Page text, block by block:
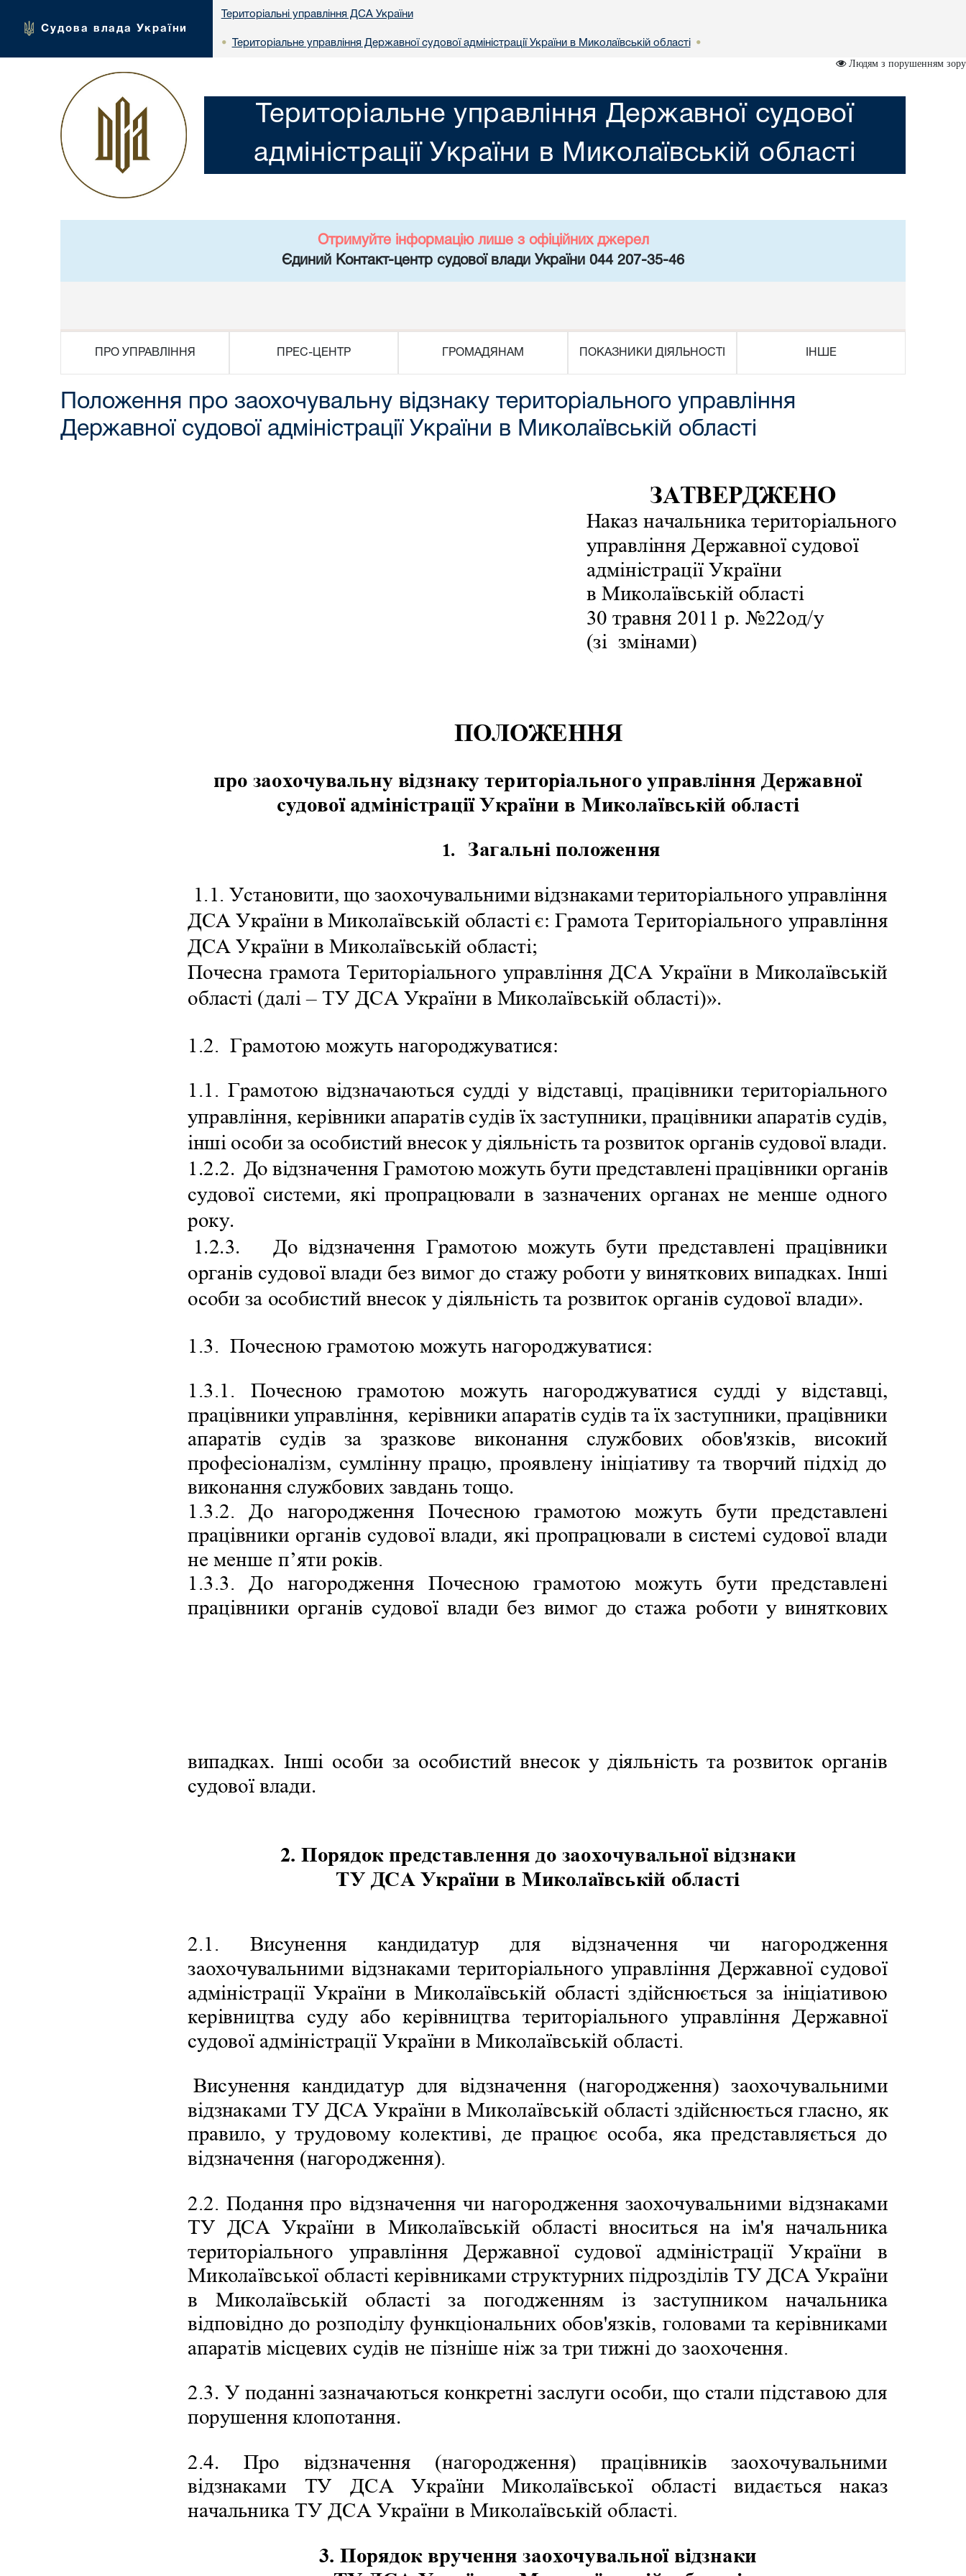
Судова влада України
Територіальні управління ДСА України
• Територіальне управління Державної судової адміністрації України в Миколаївській областi
•
Людям з порушенням зору
Територіальне управління Державної судової
адміністрації України в Миколаївській областi
Отримуйте інформацію лише з офіційних джерел
Єдиний Контакт-центр судової влади України 044 207-35-46
ПРО УПРАВЛІННЯ ПРЕС-ЦЕНТР ГРОМАДЯНАМ ПОКАЗНИКИ ДІЯЛЬНОСТІ ІНШЕ
Положення про заохочувальну відзнаку територіального управління
Державної судової адміністрації України в Миколаївській області